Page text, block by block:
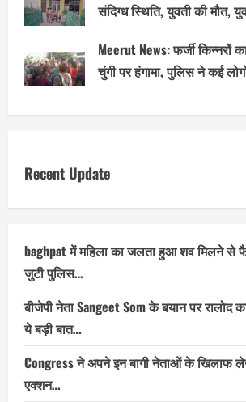
संदिग्ध स्थिति, युवती की मौत,
Meerut News: फर्जी किन्नरों
चुंगी पर हंगामा, पुलिस ने कई
Recent Update
baghpat में महिला का जलता हुआ शव मिलने से
जुटी पुलिस…
बीजेपी नेता Sangeet Som के बयान पर रालोद
ये बड़ी बात…
Congress ने अपने इन बागी नेताओं के खिलाफ
एक्शन…